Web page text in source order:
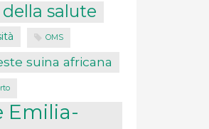
salute
OMS
suina africana
Emilia-